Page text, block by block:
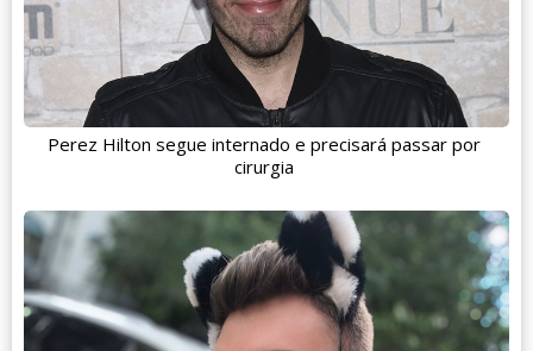
Perez Hilton segue internado e precisará passar por
cirurgia